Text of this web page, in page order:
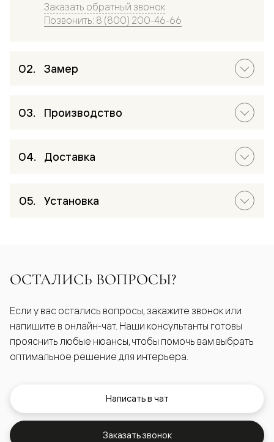
Заказать обратный звонок
Позвонить: 8 (800) 200-46-66
Замер
Производство
Доставка
Установка
ОСТАЛИСЬ ВОПРОСЫ?
Если у вас остались вопросы, закажите звонок или
напишите в онлайн-чат. Наши консультанты готовы
прояснить любые нюансы, чтобы помочь вам выбрать
оптимальное решение для интерьера.
Написать в чат
Заказать звонок